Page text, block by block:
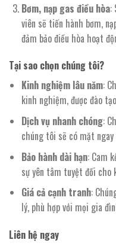
Bơm, nạp gas điều hòa:
viên sẽ tiến hành bơm,
đảm bảo điều hòa hoạt
Tại sao chọn chúng tôi?
Kinh nghiệm lâu năm:
kinh nghiệm, được đào
Dịch vụ nhanh chóng:
chúng tôi sẽ có mặt
Bảo hành dài hạn: Cam
sự yên tâm tuyệt đối cho
Giá cả cạnh tranh:
lý, phù hợp với mọi gia
Liên hệ ngay